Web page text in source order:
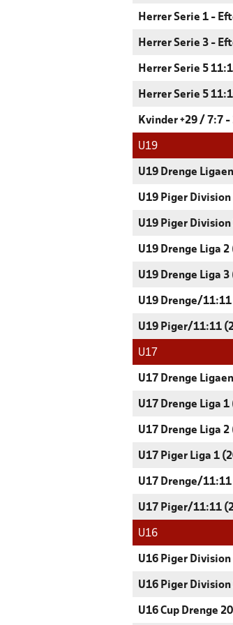
Herrer Serie 1 -
Herrer Serie 3 -
Herrer Serie 5
Herrer Serie 5
Kvinder +29 / 7:7
U19
U19 Drenge
U19 Piger
U19 Piger
U19 Drenge Liga
U19 Drenge Liga
U19 Drenge/11:11
U19 Piger/11:11
U17
U17 Drenge
U17 Drenge Liga
U17 Drenge Liga
U17 Piger Liga 1
U17 Drenge/11:11
U17 Piger/11:11
U16
U16 Piger
U16 Piger
U16 Cup Drenge